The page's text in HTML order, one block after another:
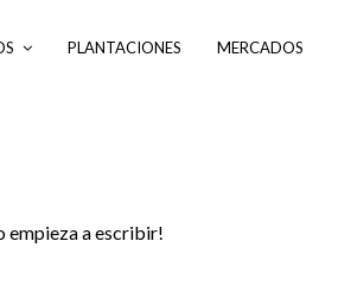
PLANTACIONES MERCADOS
empieza a escribir!